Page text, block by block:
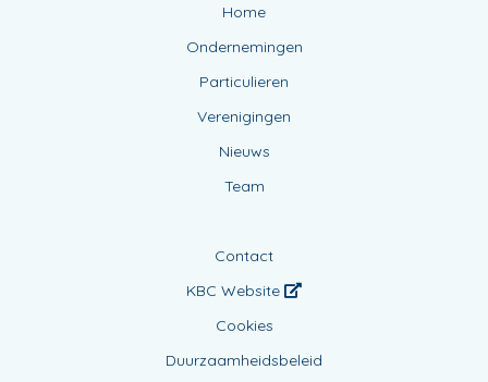
Home
Ondernemingen
Particulieren
Verenigingen
Nieuws
Team
Contact
KBC Website
Cookies
Duurzaamheidsbeleid